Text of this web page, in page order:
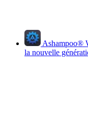
Ashampoo®
la nouvelle